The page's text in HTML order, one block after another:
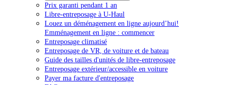
Prix garanti pendant 1 an
Libre-entreposage à U-Haul
Louez un déménagement en ligne aujourd’hui!
Emménagement en ligne : commencer
Entreposage climatisé
Entreposage de VR, de voiture et de bateau
Guide des tailles d'unités de libre-entreposage
Entreposage extérieur/accessible en voiture
Payer ma facture d'entreposage